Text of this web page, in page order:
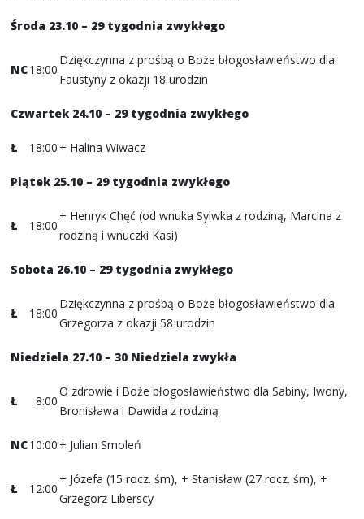
Środa 23.10 – 29 tygodnia zwykłego
NC18:00
Dziękczynna z prośbą o Boże błogosławieństwo dla
Faustyny z okazji 18 urodzin
Czwartek 24.10 – 29 tygodnia zwykłego
Ł 18:00 + Halina Wiwacz
Piątek 25.10 – 29 tygodnia zwykłego
Ł 18:00
+ Henryk Chęć (od wnuka Sylwka z rodziną, Marcina z
rodziną i wnuczki Kasi)
Sobota 26.10 – 29 tygodnia zwykłego
Ł 18:00
Dziękczynna z prośbą o Boże błogosławieństwo dla
Grzegorza z okazji 58 urodzin
Niedziela 27.10 – 30 Niedziela zwykła
Ł 8:00
O zdrowie i Boże błogosławieństwo dla Sabiny, Iwony,
Bronisława i Dawida z rodziną
NC10:00 + Julian Smoleń
Ł 12:00
+ Józefa (15 rocz. śm), + Stanisław (27 rocz. śm), +
Grzegorz Liberscy